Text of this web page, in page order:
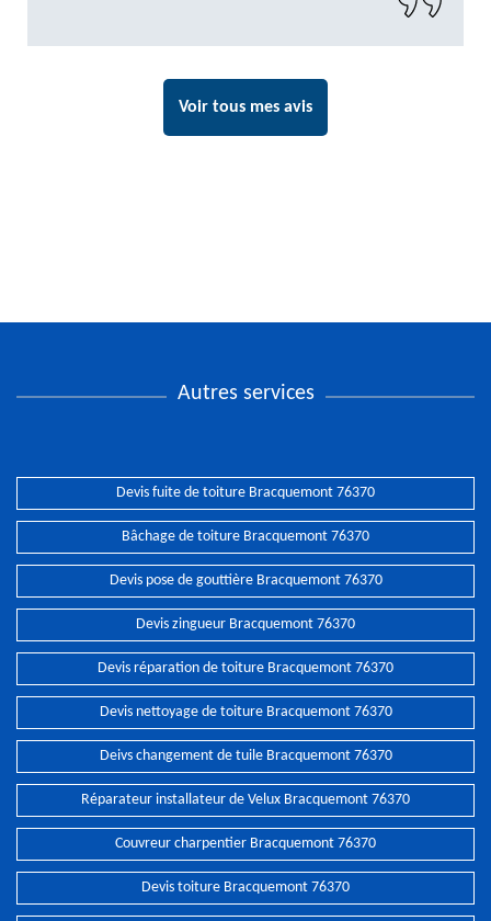
Voir tous mes avis
Autres services
Devis fuite de toiture Bracquemont 76370
Bâchage de toiture Bracquemont 76370
Devis pose de gouttière Bracquemont 76370
Devis zingueur Bracquemont 76370
Devis réparation de toiture Bracquemont 76370
Devis nettoyage de toiture Bracquemont 76370
Deivs changement de tuile Bracquemont 76370
Réparateur installateur de Velux Bracquemont 76370
Couvreur charpentier Bracquemont 76370
Devis toiture Bracquemont 76370